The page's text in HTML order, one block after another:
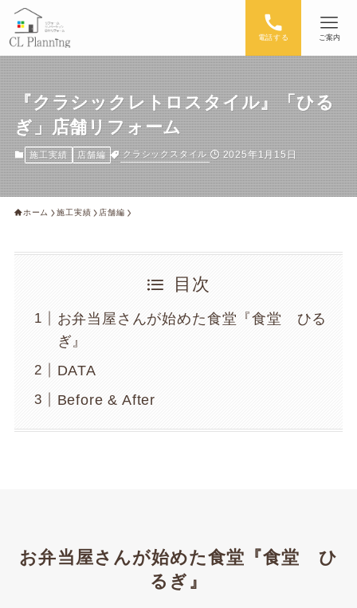
電話する ご案内
『クラシックレトロスタイル』「ひる
ぎ」店舗リフォーム
施工実績 店舗編 クラシックスタイル 2025年1月15日
ホーム 施工実績 店舗編
目次
お弁当屋さんが始めた食堂『食堂 ひる
ぎ』
DATA
Before & After
お弁当屋さんが始めた食堂『食堂 ひ
るぎ』